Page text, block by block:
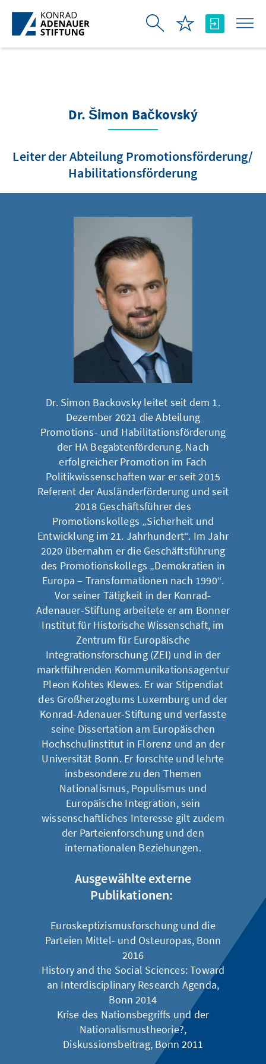
Zum Hauptinhalt springen
Dr. Šimon Bačkovský
Leiter der Abteilung Promotionsförderung/
Habilitationsförderung
Dr. Simon Backovsky leitet seit dem 1.
Dezember 2021 die Abteilung
Promotions- und Habilitationsförderung
der HA Begabtenförderung. Nach
erfolgreicher Promotion im Fach
Politikwissenschaften war er seit 2015
Referent der Ausländerförderung und seit
2018 Geschäftsführer des
Promotionskollegs „Sicherheit und
Entwicklung im 21. Jahrhundert“. Im Jahr
2020 übernahm er die Geschäftsführung
des Promotionskollegs „Demokratien in
Europa – Transformationen nach 1990“.
Vor seiner Tätigkeit in der Konrad-
Adenauer-Stiftung arbeitete er am Bonner
Institut für Historische Wissenschaft, im
Zentrum für Europäische
Integrationsforschung (ZEI) und in der
marktführenden Kommunikationsagentur
Pleon Kohtes Klewes. Er war Stipendiat
des Großherzogtums Luxemburg und der
Konrad-Adenauer-Stiftung und verfasste
seine Dissertation am Europäischen
Hochschulinstitut in Florenz und an der
Universität Bonn. Er forschte und lehrte
insbesondere zu den Themen
Nationalismus, Populismus und
Europäische Integration, sein
wissenschaftliches Interesse gilt zudem
der Parteienforschung und den
internationalen Beziehungen.
Ausgewählte externe
Publikationen:
Euroskeptizismusforschung und die
Parteien Mittel- und Osteuropas, Bonn
2016
History and the Social Sciences: Toward
an Interdisciplinary Research Agenda,
Bonn 2014
Krise des Nationsbegriffs und der
Nationalismustheorie?,
Diskussionsbeitrag, Bonn 2011